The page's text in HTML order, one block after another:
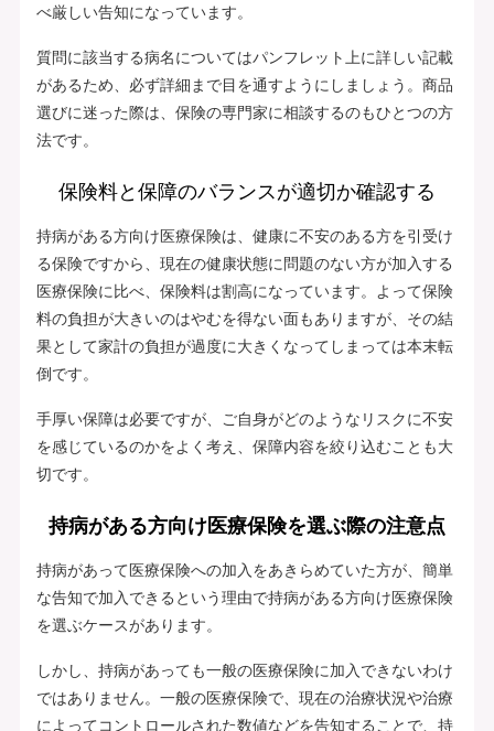
べ厳しい告知になっています。
質問に該当する病名についてはパンフレット上に詳しい記載
があるため、必ず詳細まで目を通すようにしましょう。商品
選びに迷った際は、保険の専門家に相談するのもひとつの方
法です。
保険料と保障のバランスが適切か確認する
持病がある方向け医療保険は、健康に不安のある方を引受け
る保険ですから、現在の健康状態に問題のない方が加入する
医療保険に比べ、保険料は割高になっています。よって保険
料の負担が大きいのはやむを得ない面もありますが、その結
果として家計の負担が過度に大きくなってしまっては本末転
倒です。
手厚い保障は必要ですが、ご自身がどのようなリスクに不安
を感じているのかをよく考え、保障内容を絞り込むことも大
切です。
持病がある方向け医療保険を選ぶ際の注意点
持病があって医療保険への加入をあきらめていた方が、簡単
な告知で加入できるという理由で持病がある方向け医療保険
を選ぶケースがあります。
しかし、持病があっても一般の医療保険に加入できないわけ
ではありません。一般の医療保険で、現在の治療状況や治療
によってコントロールされた数値などを告知することで、持